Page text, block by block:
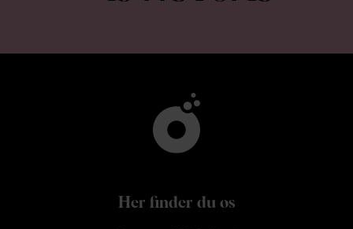
Her finder du os